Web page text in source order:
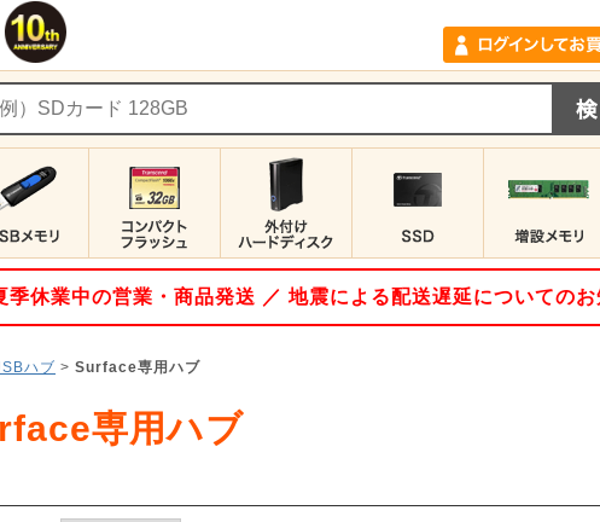
休業中の営業・商品発送 ／ 地震による配送遅延についての
ハブ > Surface専用ハブ
専用ハブ